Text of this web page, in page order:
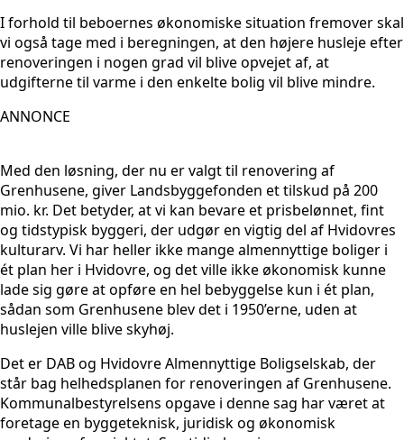
I forhold til beboernes økonomiske situation fremover skal
vi også tage med i beregningen, at den højere husleje efter
renoveringen i nogen grad vil blive opvejet af, at
udgifterne til varme i den enkelte bolig vil blive mindre.
ANNONCE
Med den løsning, der nu er valgt til renovering af
Grenhusene, giver Landsbyggefonden et tilskud på 200
mio. kr. Det betyder, at vi kan bevare et prisbelønnet, fint
og tidstypisk byggeri, der udgør en vigtig del af Hvidovres
kulturarv. Vi har heller ikke mange almennyttige boliger i
ét plan her i Hvidovre, og det ville ikke økonomisk kunne
lade sig gøre at opføre en hel bebyggelse kun i ét plan,
sådan som Grenhusene blev det i 1950’erne, uden at
huslejen ville blive skyhøj.
Det er DAB og Hvidovre Almennyttige Boligselskab, der
står bag helhedsplanen for renoveringen af Grenhusene.
Kommunalbestyrelsens opgave i denne sag har været at
foretage en byggeteknisk, juridisk og økonomisk